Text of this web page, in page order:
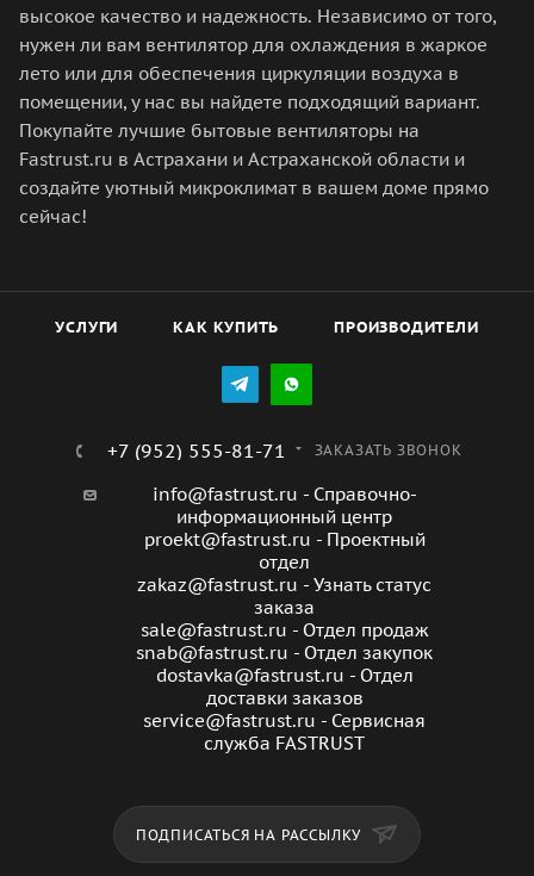
высокое качество и надежность. Независимо от того,
нужен ли вам вентилятор для охлаждения в жаркое
лето или для обеспечения циркуляции воздуха в
помещении, у нас вы найдете подходящий вариант.
Покупайте лучшие бытовые вентиляторы на
Fastrust.ru в Астрахани и Астраханской области и
создайте уютный микроклимат в вашем доме прямо
сейчас!
УСЛУГИ КАК КУПИТЬ ПРОИЗВОДИТЕЛИ
+7 (952) 555-81-71 ЗАКАЗАТЬ ЗВОНОК
info@fastrust.ru - Справочно-
информационный центр
proekt@fastrust.ru - Проектный
отдел
zakaz@fastrust.ru - Узнать статус
заказа
sale@fastrust.ru - Отдел продаж
snab@fastrust.ru - Отдел закупок
dostavka@fastrust.ru - Отдел
доставки заказов
service@fastrust.ru - Сервисная
служба FASTRUST
ПОДПИСАТЬСЯ НА РАССЫЛКУ